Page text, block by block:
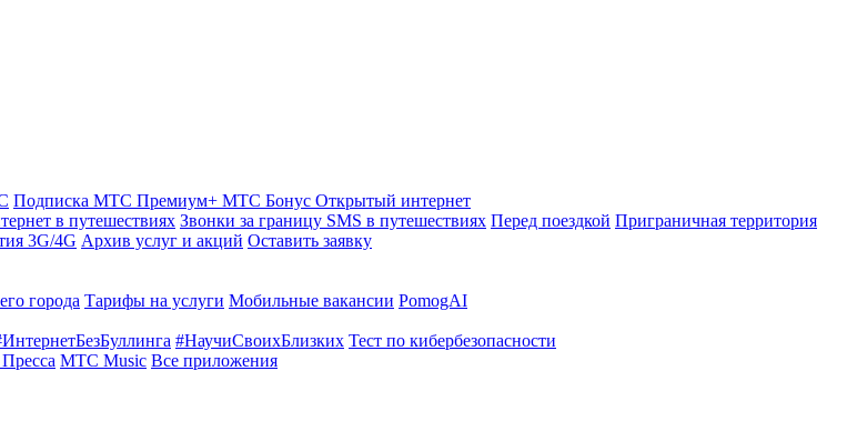
Подписка МТС Премиум+ МТС Бонус Открытый интернет
в путешествиях Звонки за границу SMS в путешествиях Перед поездкой Приграничная территория
3G/4G Архив услуг и акций Оставить заявку
города Тарифы на услуги Мобильные вакансии PomogAI
#НаучиСвоихБлизких Тест по кибербезопасности
МТС Music Все приложения